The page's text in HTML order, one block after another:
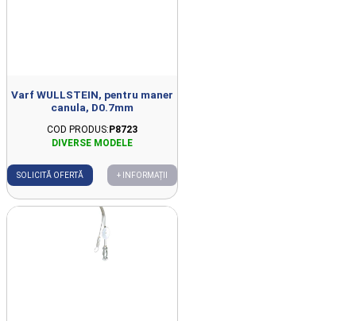
Varf WULLSTEIN, pentru maner
canula, D0.7mm
COD PRODUS:P8723
SOLICITĂ OFERTĂ + INFORMAȚII